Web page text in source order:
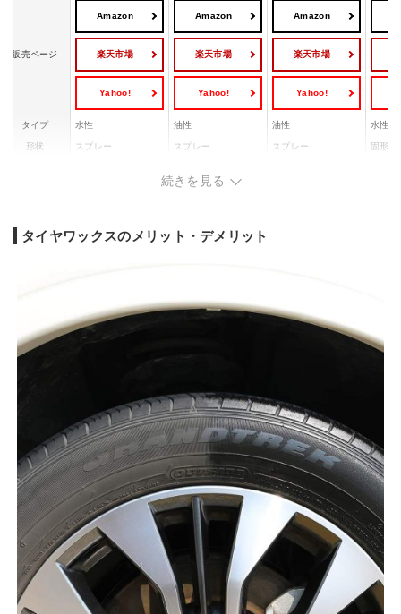
販売ページ
Amazon
楽天市場
Yahoo!
Amazon
楽天市場
Yahoo!
Amazon
楽天市場
Yahoo!
タイプ 水性 油性 油性 水性
形状 スプレー スプレー スプレー 固形
ソプロピルアルコー
続きを見る
タイヤワックスのメリット・デメリット